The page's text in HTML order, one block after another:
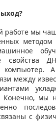
работе мы
свойства
компьютер.
между
Конечно, мы
с